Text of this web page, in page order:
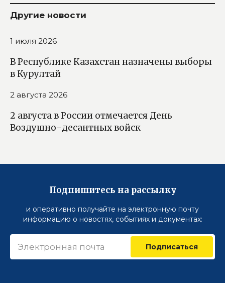
Другие новости
1 июля 2026
В Республике Казахстан назначены выборы
в Курултай
2 августа 2026
2 августа в России отмечается День
Воздушно-десантных войск
Подпишитесь на рассылку
и оперативно получайте на электронную почту
информацию о новостях, событиях и документах:
Подписаться